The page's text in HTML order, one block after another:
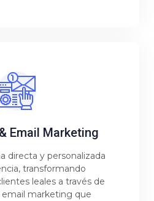
Email Marketing
directa y personalizada
transformando
leales a través de
email marketing que